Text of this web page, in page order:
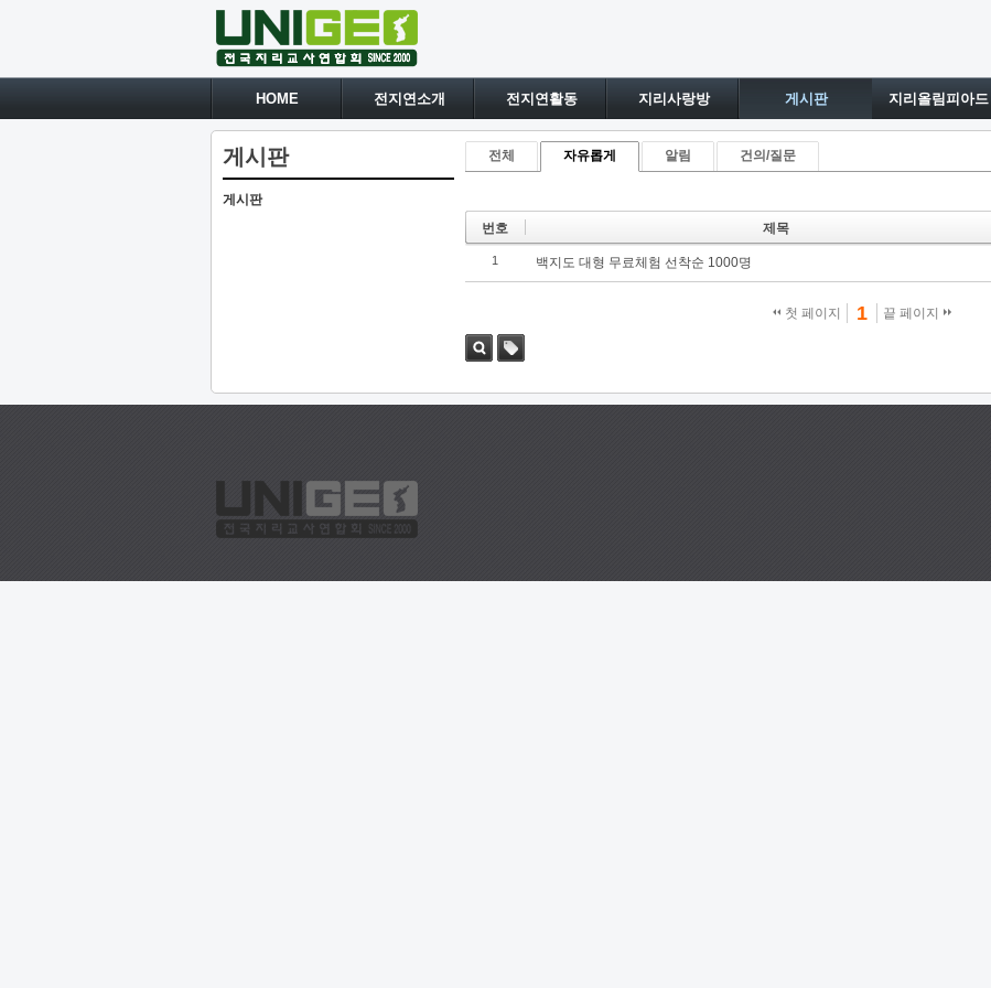
HOME 전지연소개 전지연활동 지리사랑방 게시판 지리올림피아드
게시판
게시판
전체 자유롭게 알림 건의/질문
번호 제목
1 백지도 대형 무료체험 선착순 1000명
첫 페이지 1 끝 페이지